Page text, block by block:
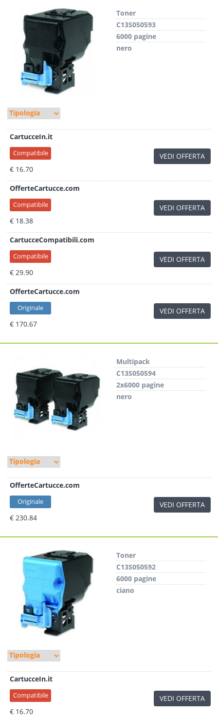
Toner
C13S050593
6000 pagine
nero
CartucceIn.it
Compatibile
€ 16.70
VEDI OFFERTA
OfferteCartucce.com
Compatibile
€ 18.38
VEDI OFFERTA
CartucceCompatibili.com
Compatibile
€ 29.90
VEDI OFFERTA
OfferteCartucce.com
Originale
€ 170.67
VEDI OFFERTA
Multipack
C13S050594
2x6000 pagine
nero
OfferteCartucce.com
Originale
€ 230.84
VEDI OFFERTA
Toner
C13S050592
6000 pagine
ciano
CartucceIn.it
Compatibile
€ 16.70
VEDI OFFERTA